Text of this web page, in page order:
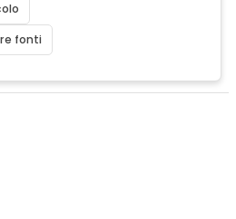
fonti